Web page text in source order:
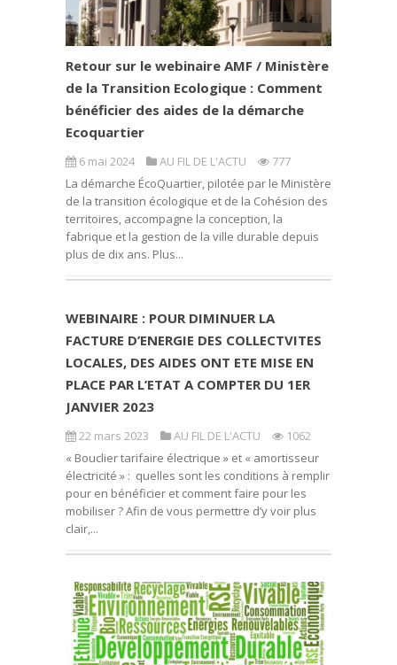
Retour sur le webinaire AMF / Ministère
de la Transition Ecologique : Comment
bénéficier des aides de la démarche
Ecoquartier
6 mai 2024 AU FIL DE L'ACTU
777
La démarche ÉcoQuartier, pilotée par le Ministère
de la transition écologique et de la Cohésion des
territoires, accompagne la conception, la
fabrique et la gestion de la ville durable depuis
plus de dix ans. Plus...
WEBINAIRE : POUR DIMINUER LA
FACTURE D’ENERGIE DES COLLECTVITES
LOCALES, DES AIDES ONT ETE MISE EN
PLACE PAR L’ETAT A COMPTER DU 1ER
JANVIER 2023
22 mars 2023 AU FIL DE L'ACTU
1062
« Bouclier tarifaire électrique » et « amortisseur
électricité » : quelles sont les conditions à remplir
pour en bénéficier et comment faire pour les
mobiliser ? Afin de vous permettre d’y voir plus
clair,...